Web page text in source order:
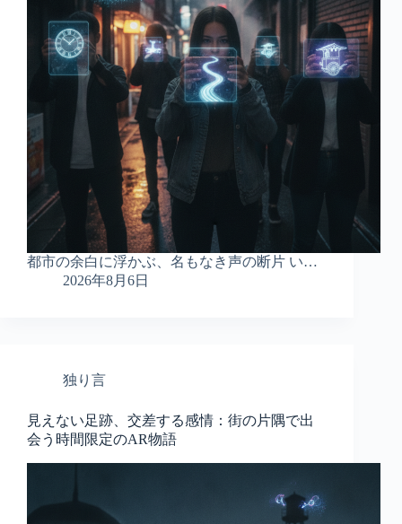
都市の余白に浮かぶ、名もなき声の断片 い…
2026年8月6日
独り言
見えない足跡、交差する感情：街の片隅で出
会う時間限定のAR物語